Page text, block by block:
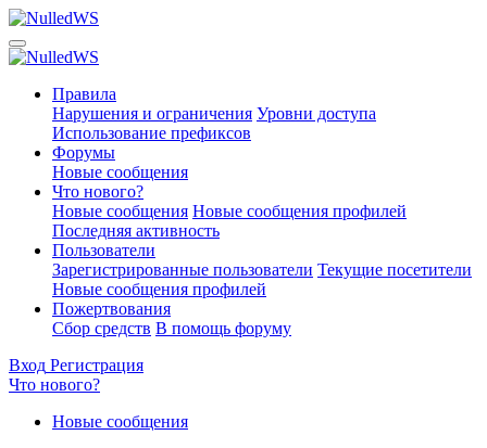
Правила
Нарушения и ограничения Уровни доступа
Использование префиксов
Форумы
Новые сообщения
Что нового?
Новые сообщения Новые сообщения профилей
Последняя активность
Пользователи
Зарегистрированные пользователи Текущие посетители
Новые сообщения профилей
Пожертвования
Сбор средств В помощь форуму
Вход Регистрация
Что нового?
Новые сообщения